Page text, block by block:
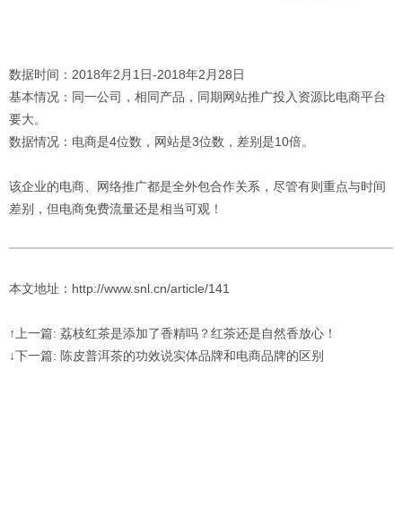
数据时间：2018年2月1日-2018年2月28日
基本情况：同一公司，相同产品，同期网站推广投入资源比电商平台
要大。
数据情况：电商是4位数，网站是3位数，差别是10倍。
该企业的电商、网络推广都是全外包合作关系，尽管有则重点与时间
差别，但电商免费流量还是相当可观！
本文地址：http://www.snl.cn/article/141
↑上一篇: 荔枝红茶是添加了香精吗？红茶还是自然香放心！
↓下一篇: 陈皮普洱茶的功效说实体品牌和电商品牌的区别